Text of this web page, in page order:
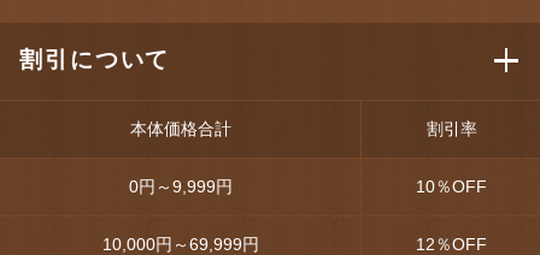
割引について
本体価格合計 割引率
0円～9,999円 10％OFF
10,000円～69,999円 12％OFF